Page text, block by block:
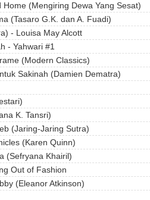
(Mengiring Dewa Yang Sesat)
(Tasaro G.K. dan A. Fuadi)
- Louisa May Alcott
- Yahwari #1
(Modern Classics)
Sakinah (Damien Dematra)
K. Tansri)
(Jaring-Jaring Sutra)
(Karen Quinn)
(Sefryana Khairil)
Out of Fashion
(Eleanor Atkinson)